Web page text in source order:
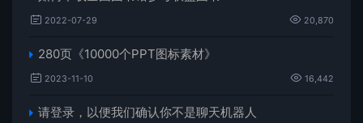
2022-07-29 20,870
280页《10000个PPT图标素材》
2023-11-10 16,442
请登录，以便我们确认你不是聊天机器人